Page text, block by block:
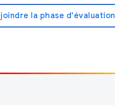
la phase d'évaluation